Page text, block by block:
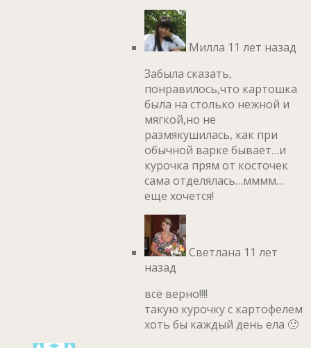
Милла 11 лет назад
Забыла сказать,
понравилось,что картошка
была на столько нежной и
мягкой,но не
размякушилась, как при
обычной варке бывает…и
курочка прям от косточек
сама отделялась…мммм…
еще хочется!
Светлана 11 лет
назад
всё верно!!!!
такую курочку с картофелем
хоть бы каждый день ела 🙂